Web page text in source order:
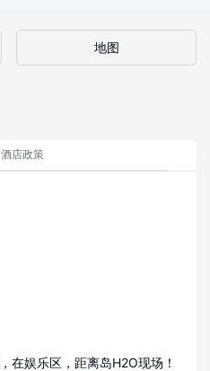
地图
酒店政策
在娱乐区，距离岛H2O现场！